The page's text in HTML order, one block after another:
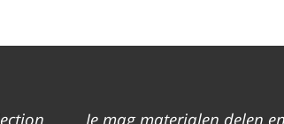
Je mag materialen delen